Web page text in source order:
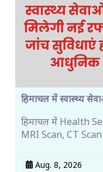
हिमाचल में स्वास्थ्य
हिमाचल में Health
MRI Scan, CT
Aug. 8, 2026